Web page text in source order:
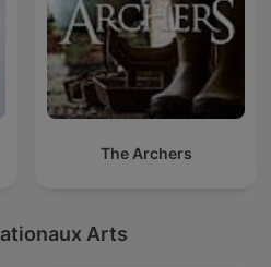
The Archers
Arts